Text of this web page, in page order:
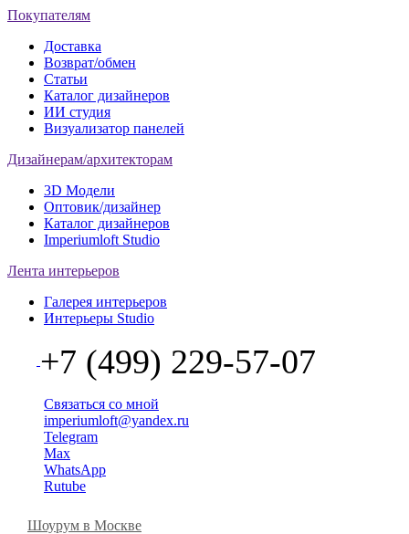
Покупателям
Доставка
Возврат/обмен
Статьи
Каталог дизайнеров
ИИ студия
Визуализатор панелей
Дизайнерам/архитекторам
3D Модели
Оптовик/дизайнер
Каталог дизайнеров
Imperiumloft Studio
Лента интерьеров
Галерея интерьеров
Интерьеры Studio
+7 (499) 229-57-07
Связаться со мной
imperiumloft@yandex.ru
Telegram
Max
WhatsApp
Rutube
Шоурум в Москве